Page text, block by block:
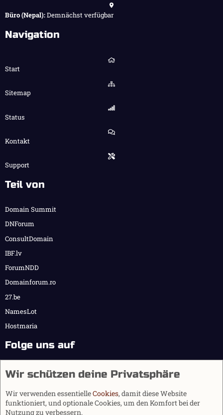
Büro (Nepal):Demnächst verfügbar
Navigation
Start
Sitemap
Status
Kontakt
Support
Teil von
Domain Summit
DNForum
ConsultDomain
IBF.lv
ForumNDD
Domainforum.ro
27.be
NamesLot
Hostmaria
Folge uns auf
Wir schützen deine Privatsphäre
Wir verwenden essentielleCookies, damit diese Website
funktioniert, und optionale Cookies, um den Komfort bei der
Nutzung zu verbessern.